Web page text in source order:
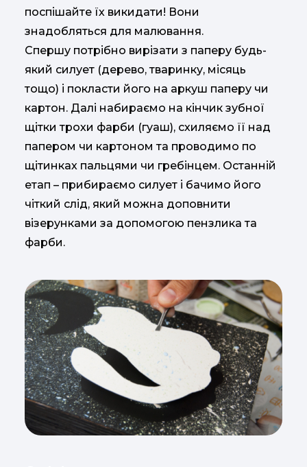
поспішайте їх викидати! Вони
знадобляться для малювання.
Спершу потрібно вирізати з паперу будь-
який силует (дерево, тваринку, місяць
тощо) і покласти його на аркуш паперу чи
картон. Далі набираємо на кінчик зубної
щітки трохи фарби (гуаш), схиляємо її над
папером чи картоном та проводимо по
щітинках пальцями чи гребінцем. Останній
етап – прибираємо силует і бачимо його
чіткий слід, який можна доповнити
візерунками за допомогою пензлика та
фарби.